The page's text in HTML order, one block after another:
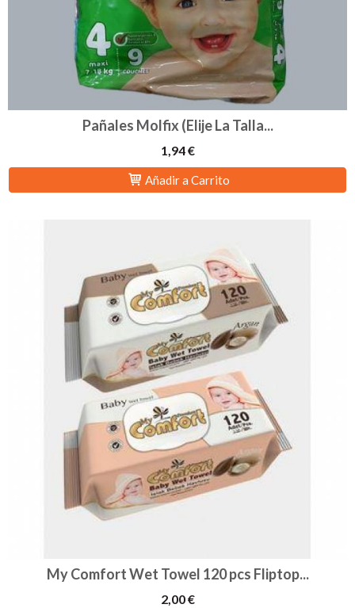
Pañales Molfix (Elije La Talla...
1,94 €
Añadir a Carrito
My Comfort Wet Towel 120 pcs Fliptop...
2,00 €